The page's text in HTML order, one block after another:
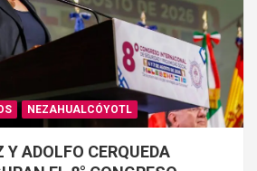
NEZAHUALCÓYOTL
ADOLFO CERQUEDA